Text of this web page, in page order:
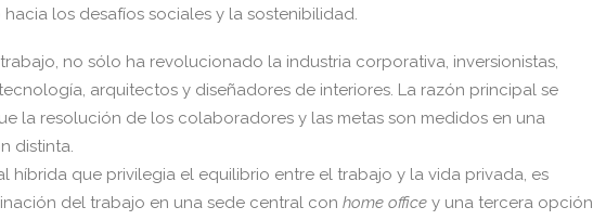
los desafíos sociales y la sostenibilidad.
no sólo ha revolucionado la industria corporativa, inversionistas,
arquitectos y diseñadores de interiores. La razón principal se
la resolución de los colaboradores y las metas son medidos en una
distinta.
híbrida que privilegia el equilibrio entre el trabajo y la vida privada, es
del trabajo en una sede central con home office y una tercera opción